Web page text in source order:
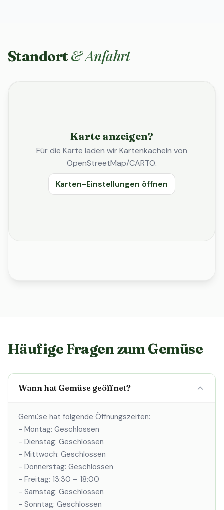
Standort & Anfahrt
Karte anzeigen?
Für die Karte laden wir Kartenkacheln von
OpenStreetMap/CARTO.
Karten-Einstellungen öffnen
Häufige Fragen zum Gemüse
Wann hat Gemüse geöffnet?
Gemüse hat folgende Öffnungszeiten:
- Montag: Geschlossen
- Dienstag: Geschlossen
- Mittwoch: Geschlossen
- Donnerstag: Geschlossen
- Freitag: 13:30 – 18:00
- Samstag: Geschlossen
- Sonntag: Geschlossen